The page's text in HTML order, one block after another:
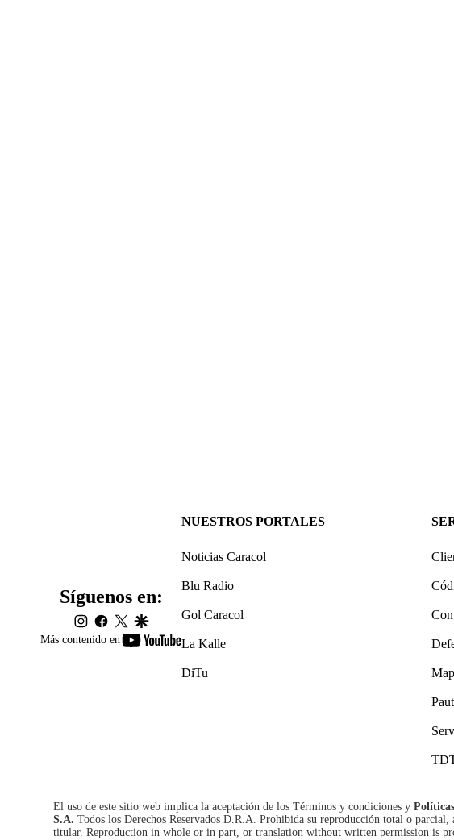
Más contenido en
youtube-
Síguenos en:
instagram
facebook
twittergoogle
NUESTROS PORTALES
Noticias Caracol
Blu Radio
Gol Caracol
La Kalle
DiTu
El uso de este sitio web implica la aceptación de los Términos y condiciones y
S.A. Todos los Derechos Reservados D.R.A. Prohibida su reproducción total o
titular. Reproduction in whole or in part, or translation without written permission is